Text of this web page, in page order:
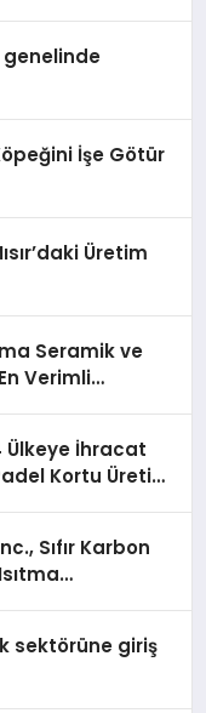
genelinde
İşe Götür
Üretim
Seramik ve
Verimli
Ülkeye İhracat
Kortu Üretim
Sıfır Karbon
sektörüne giriş